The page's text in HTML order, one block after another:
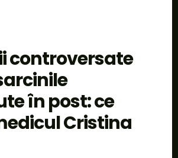
controversate
în post: ce
Cristina